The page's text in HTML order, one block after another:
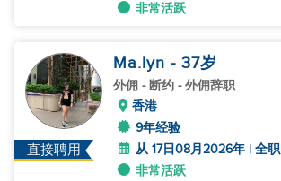
非常活跃
直接聘用
Ma.lyn - 37岁
外佣 - 断约 - 外佣辞职
香港
9年经验
从 17日08月2026年 | 全职
非常活跃